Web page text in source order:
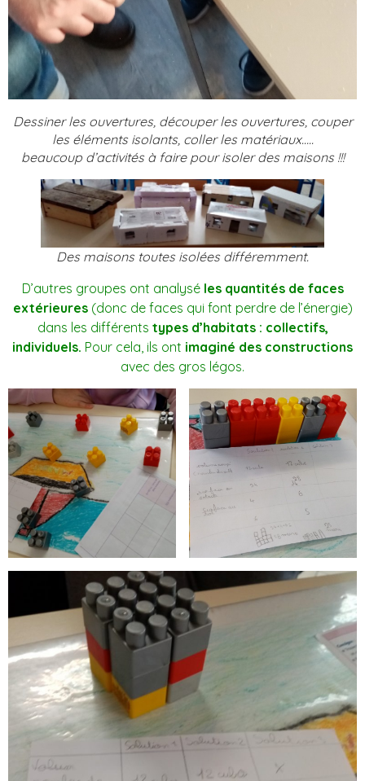
Dessiner les ouvertures, découper les ouvertures, couper
les éléments isolants, coller les matériaux…..
beaucoup d’activités à faire pour isoler des maisons !!!
Des maisons toutes isolées différemment.
D’autres groupes ont analysé les quantités de faces
extérieures (donc de faces qui font perdre de l’énergie)
dans les différents types d’habitats : collectifs,
individuels. Pour cela, ils ont imaginé des constructions
avec des gros légos.